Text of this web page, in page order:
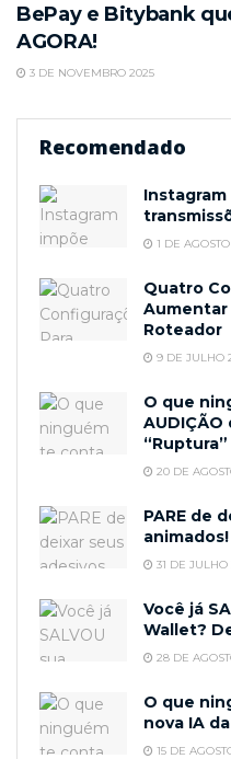
BePay e Bitybank
AGORA!
3 DE NOVEMBRO 2025
Recomendado
Instagram
1 DE
Quatro
Aumentar
Roteador
9 DE JULHO
O que
20 DE
PARE de
31 DE JULHO
Você já
Wallet?
28 DE
O que
nova IA
15 DE